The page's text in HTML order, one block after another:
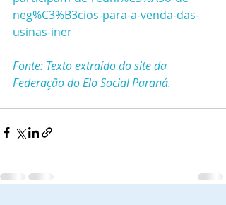
neg%C3%B3cios-para-a-venda-das-
usinas-iner
Fonte: Texto extraído do site da
Federação do Elo Social Paraná.